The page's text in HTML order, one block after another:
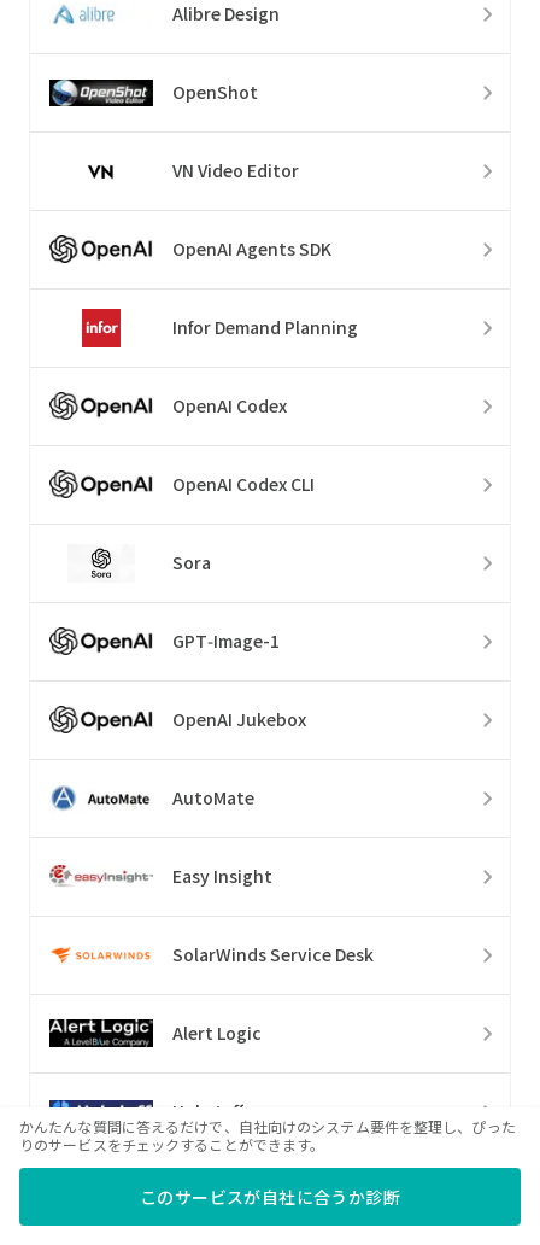
Alibre Design
OpenShot
VN Video Editor
OpenAI Agents SDK
Infor Demand Planning
OpenAI Codex
OpenAI Codex CLI
Sora
GPT‑Image-1
OpenAI Jukebox
AutoMate
Easy Insight
SolarWinds Service Desk
Alert Logic
Hubstaff
Cadient
かんたんな質問に答えるだけで、自社向けのシステム要件を整理し、ぴった
りのサービスをチェックすることができます。
このサービスが自社に合うか診断